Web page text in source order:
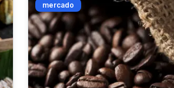
mercado